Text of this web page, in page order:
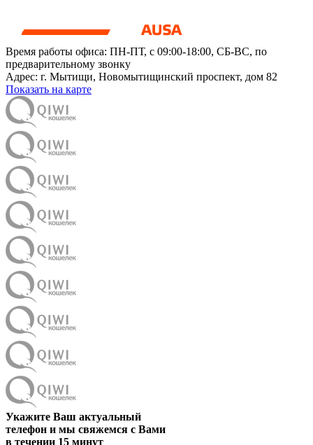
Время работы офиса: ПН-ПТ, с 09:00-18:00, СБ-ВС, по
предварительному звонку
Адрес: г. Мытищи, Новомытищинский проспект, дом 82
Показать на карте
Укажите Ваш актуальный
телефон и мы свяжемся с Вами
в течении 15 минут